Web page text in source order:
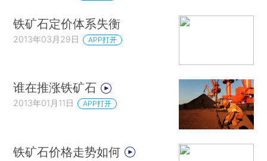
铁矿石定价体系失衡
2013年03月29日 APP打开
谁在推涨铁矿石
2013年01月11日 APP打开
铁矿石价格走势如何